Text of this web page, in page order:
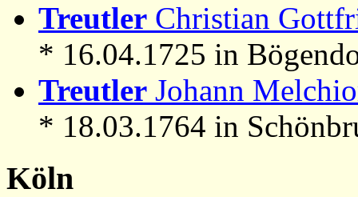
Treutler Christian
* 16.04.1725 in
Treutler Johann
* 18.03.1764 in
Köln